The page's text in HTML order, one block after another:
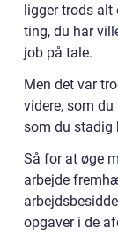
ligger trods alt
ting, du har
job på tale.
Men det var
videre, som
som du stadig
Så for at øge
arbejde
opgaver i de